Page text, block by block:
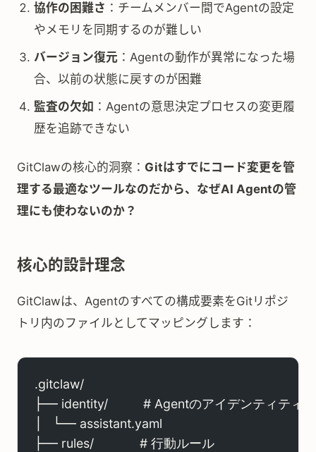
協作の困難さ ：チームメンバー間でAgentの設定
やメモリを同期するのが難しい
バージョン復元 ：Agentの動作が異常になった場
合、以前の状態に戻すのが困難
監査の欠如 ：Agentの意思決定プロセスの変更履
歴を追跡できない
GitClawの核心的洞察： Gitはすでにコード変更を管
理する最適なツールなのだから、なぜAI Agentの管
理にも使わないのか？
核心的設計理念
GitClawは、Agentのすべての構成要素をGitリポジ
トリ内のファイルとしてマッピングします：
.gitclaw/
├── identity/          # Agentのアイデンティティ
│   └── assistant.yaml
├── rules/             # 行動ルール